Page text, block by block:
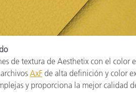
de textura de Aesthetix con el color
AxF de alta definición y color
y proporciona la mejor calidad